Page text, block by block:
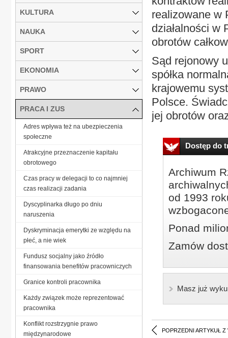
realizowane w
działalności w
obrotów
Sąd rejonowy
spółka
krajowemu
Polsce.
jej obrotów
Dostęp do
Archiwum
od 1993
Ponad
Zamów
Masz już
POPRZEDNI ARTYKUŁ Z
KULTURA
NAUKA
SPORT
EKONOMIA
PRAWO
PRACA I ZUS
Adres wpływa też na ubezpieczenia
społeczne
Atrakcyjne przeznaczenie kapitału
obrotowego
Czas pracy w delegacji to co najmniej
czas realizacji zadania
Dyscyplinarka długo po dniu
naruszenia
Dyskryminacja emerytki ze względu na
płeć, a nie wiek
Fundusz socjalny jako źródło
finansowania benefitów pracowniczych
Granice kontroli pracownika
Każdy związek może reprezentować
pracownika
Konflikt rozstrzygnie prawo
międzynarodowe